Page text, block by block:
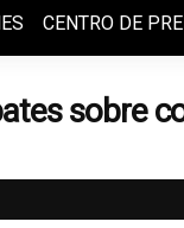
CENTRO DE
sobre